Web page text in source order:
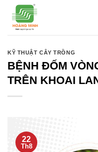
qua
KỸ THUẬT CÂY TRỒNG
BỆNH ĐỐM
TRÊN KHOAI
22
Th8